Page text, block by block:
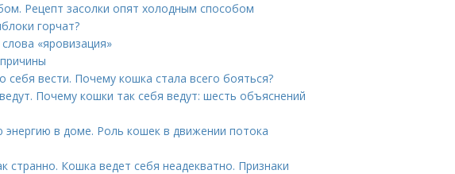
Рецепт засолки опят холодным способом
горчат?
«яровизация»
себя вести. Почему кошка стала всего бояться?
Почему кошки так себя ведут: шесть объяснений
энергию в доме. Роль кошек в движении потока
странно. Кошка ведет себя неадекватно. Признаки